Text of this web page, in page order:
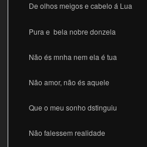
De olhos meigos e cabelo á Lua
Pura e bela nobre donzela
Não és mnha nem ela é tua
Não amor, não és aquele
Que o meu sonho dstinguiu
Não falessem realidade